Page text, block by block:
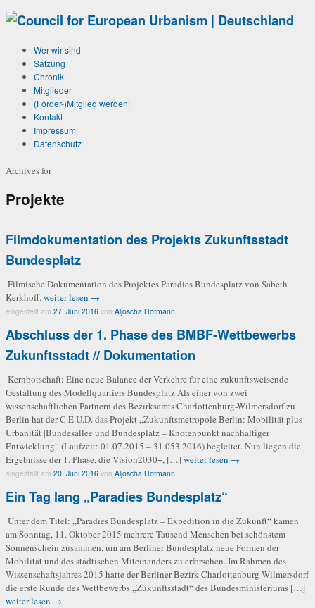
Wer wir sind
Satzung
Chronik
Mitglieder
(Förder-)Mitglied werden!
Kontakt
Impressum
Datenschutz
Archives for
Projekte
Filmdokumentation des Projekts Zukunftsstadt
Bundesplatz
Filmische Dokumentation des Projektes Paradies Bundesplatz von Sabeth
Kerkhoff.weiter lesen →
eingestellt am 27. Juni 2016 von Aljoscha Hofmann
Abschluss der 1. Phase des BMBF-Wettbewerbs
Zukunftsstadt // Dokumentation
Kernbotschaft: Eine neue Balance der Verkehre für eine zukunftsweisende
Gestaltung des Modellquartiers Bundesplatz Als einer von zwei
wissenschaftlichen Partnern des Bezirksamts Charlottenburg-Wilmersdorf zu
Berlin hat der C.E.U.D. das Projekt „Zukunftsmetropole Berlin: Mobilität plus
Urbanität |Bundesallee und Bundesplatz – Knotenpunkt nachhaltiger
Entwicklung“ (Laufzeit: 01.07.2015 – 31.053.2016) begleitet. Nun liegen die
Ergebnisse der 1. Phase, die Vision2030+, […]weiter lesen →
eingestellt am 20. Juni 2016 von Aljoscha Hofmann
Ein Tag lang „Paradies Bundesplatz“
Unter dem Titel: „Paradies Bundesplatz – Expedition in die Zukunft“ kamen
am Sonntag, 11. Oktober 2015 mehrere Tausend Menschen bei schönstem
Sonnenschein zusammen, um am Berliner Bundesplatz neue Formen der
Mobilität und des städtischen Miteinanders zu erforschen. Im Rahmen des
Wissenschaftsjahres 2015 hatte der Berliner Bezirk Charlottenburg-Wilmersdorf
die erste Runde des Wettbewerbs „Zukunftsstadt“ des Bundesministeriums […]
weiter lesen →